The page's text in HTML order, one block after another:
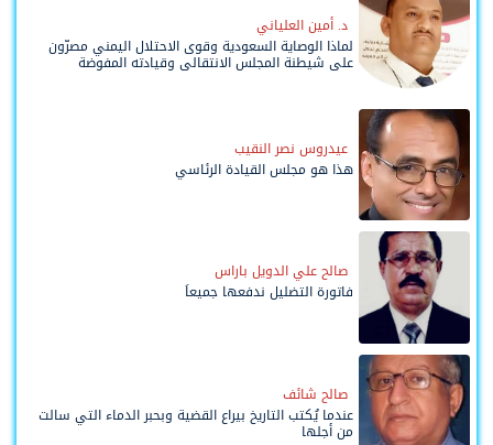
د. أمين العلياني
لماذا الوصاية السعودية وقوى الاحتلال اليمني مصرّون
على شيطنة المجلس الانتقالي وقيادته المفوضة
عيدروس نصر النقيب
هذا هو مجلس القيادة الرئاسي
صالح علي الدويل باراس
فاتورة التضليل ندفعها جميعاً
صالح شائف
عندما يُكتب التاريخ بيراع القضية وبحبر الدماء التي سالت
من أجلها